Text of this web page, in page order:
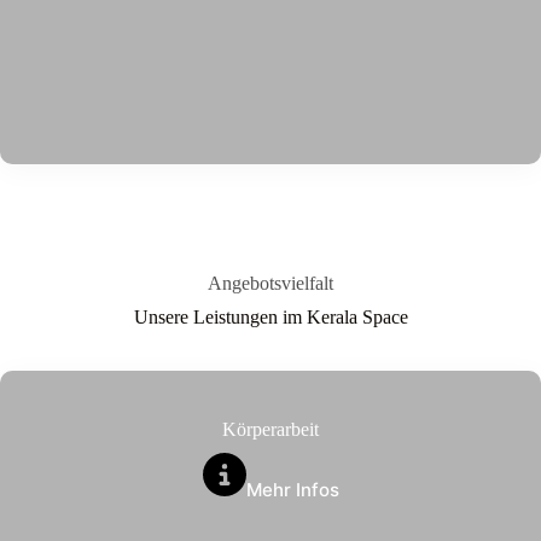
Angebotsvielfalt
Unsere Leistungen im Kerala Space
Körperarbeit
Mehr Infos